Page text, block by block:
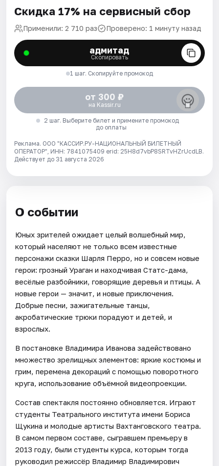
Скидка 17% на сервисный сбор
Применили: 2 710 раз Проверено: 1 минуту назад
адмитад
Скопировать
1 шаг. Скопируйте промокод
от 300 ₽
на Kassir.ru
2 шаг. Выберите билет и примените промокод
до оплаты
Реклама. ООО "КАССИР.РУ-НАЦИОНАЛЬНЫЙ БИЛЕТНЫЙ
ОПЕРАТОР", ИНН: 7841075409 erid: 25H8d7vbP8SRTvHZrUcdLB.
Действует до 31 августа 2026
О событии
Юных зрителей ожидает целый волшебный мир,
который населяют не только всем известные
персонажи сказки Шарля Перро, но и совсем новые
герои: грозный Ураган и находчивая Статс-дама,
весёлые разбойники, говорящие деревья и птицы. А
новые герои — значит, и новые приключения.
Добрые песни, зажигательные танцы,
акробатические трюки порадуют и детей, и
взрослых.
В постановке Владимира Иванова задействовано
множество зрелищных элементов: яркие костюмы и
грим, перемена декораций с помощью поворотного
круга, использование объёмной видеопроекции.
Состав спектакля постоянно обновляется. Играют
студенты Театрального института имени Бориса
Щукина и молодые артисты Вахтанговского театра.
В самом первом составе, сыгравшем премьеру в
2013 году, были студенты курса, которым тогда
руководил режиссёр Владимир Владимирович